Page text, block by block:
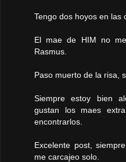
Tengo dos hoyos en las
El mae de HIM no
Rasmus.
Paso muerto de la risa,
Siempre estoy bien
gustan los maes
encontrarlos.
Excelente post,
me carcajeo solo.